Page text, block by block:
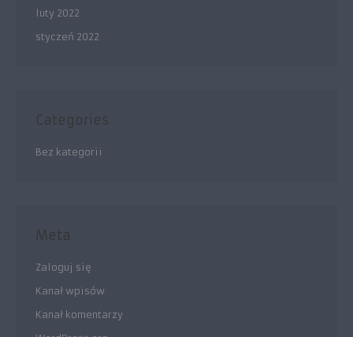
luty 2022
styczeń 2022
Categories
Bez kategorii
Meta
Zaloguj się
Kanał wpisów
Kanał komentarzy